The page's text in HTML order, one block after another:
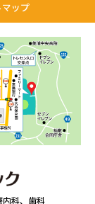
ップ
科、歯科